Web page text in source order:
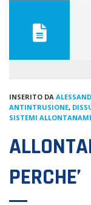
INSERITO DA
ANTINTRUSIONE,
SISTEMI
PERCHE’